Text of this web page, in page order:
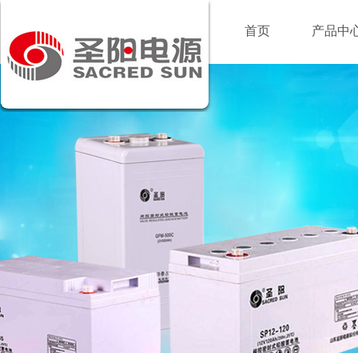
首页 产品中